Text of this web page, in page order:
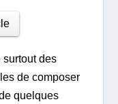
surtout des
de composer
quelques